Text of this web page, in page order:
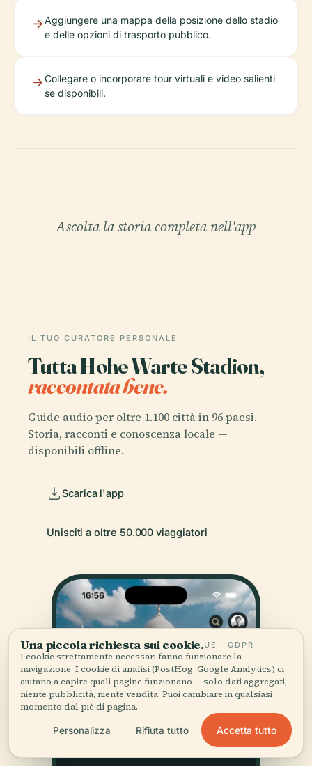
Aggiungere una mappa della posizione dello stadio
e delle opzioni di trasporto pubblico.
Collegare o incorporare tour virtuali e video salienti
se disponibili.
Ascolta la storia completa nell'app
IL TUO CURATORE PERSONALE
Tutta Hohe Warte Stadion,
raccontata bene.
Guide audio per oltre 1.100 città in 96 paesi.
Storia, racconti e conoscenza locale —
disponibili offline.
Scarica l'app
Unisciti a oltre 50.000 viaggiatori
Una piccola richiesta sui cookie.UE · GDPR
I cookie strettamente necessari fanno funzionare la
navigazione. I cookie di analisi (PostHog, Google Analytics) ci
aiutano a capire quali pagine funzionano — solo dati aggregati,
niente pubblicità, niente vendita. Puoi cambiare in qualsiasi
momento dal piè di pagina.
Personalizza Rifiuta tutto Accetta tutto